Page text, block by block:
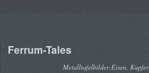
Ferrum-Tales
Metalltafelbilder:Eisen, Kupfer